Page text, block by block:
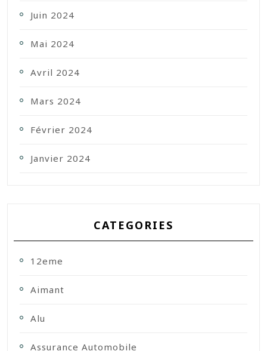
Juin 2024
Mai 2024
Avril 2024
Mars 2024
Février 2024
Janvier 2024
CATEGORIES
12eme
Aimant
Alu
Assurance Automobile